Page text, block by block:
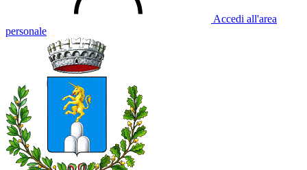
Accedi all'area
personale